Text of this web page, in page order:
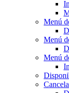
Menú
Menú
Menú